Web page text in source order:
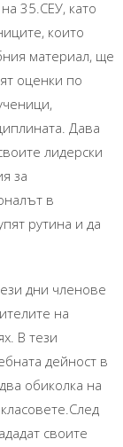
35.СЕУ, като
които
материал, ще
оценки по
Дава
лидерски
за
в
рутина и да
дни членове
на
В тези
дейност в
обиколка на
своите